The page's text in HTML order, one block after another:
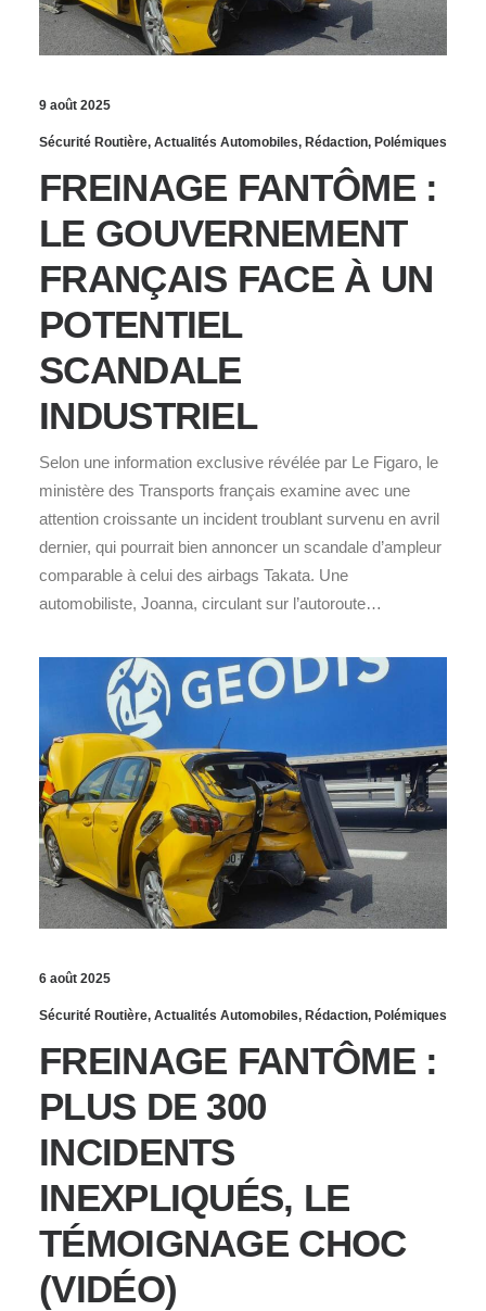
9 août 2025
Sécurité Routière, Actualités Automobiles, Rédaction, Polémiques
FREINAGE FANTÔME :
LE GOUVERNEMENT
FRANÇAIS FACE À UN
POTENTIEL
SCANDALE
INDUSTRIEL
Selon une information exclusive révélée par Le Figaro, le
ministère des Transports français examine avec une
attention croissante un incident troublant survenu en avril
dernier, qui pourrait bien annoncer un scandale d’ampleur
comparable à celui des airbags Takata. Une
automobiliste, Joanna, circulant sur l’autoroute…
6 août 2025
Sécurité Routière, Actualités Automobiles, Rédaction, Polémiques
FREINAGE FANTÔME :
PLUS DE 300
INCIDENTS
INEXPLIQUÉS, LE
TÉMOIGNAGE CHOC
(VIDÉO)